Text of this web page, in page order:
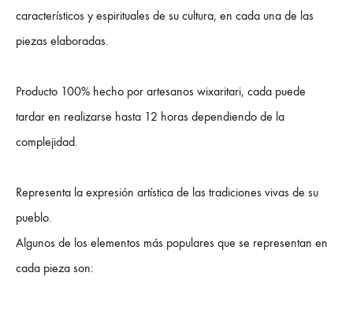
característicos y espirituales de su cultura, en cada una de las
piezas elaboradas.
Producto 100% hecho por artesanos wixaritari, cada puede
tardar en realizarse hasta 12 horas dependiendo de la
complejidad.
Representa la expresión artística de las tradiciones vivas de su
pueblo.
Algunos de los elementos más populares que se representan en
cada pieza son: